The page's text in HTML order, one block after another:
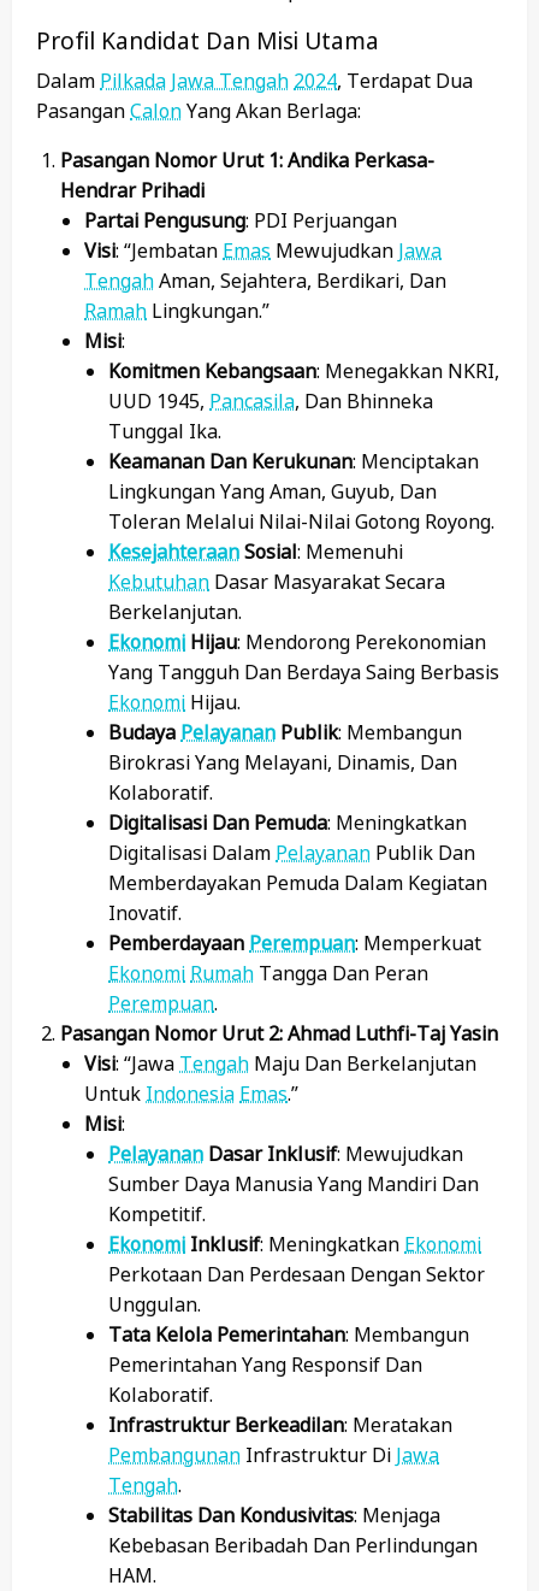
Profil Kandidat Dan Misi Utama
Dalam Pilkada Jawa Tengah 2024, Terdapat Dua
PasanganCalonYang Akan Berlaga:
Pasangan Nomor Urut 1: Andika Perkasa-
Hendrar Prihadi
Partai Pengusung: PDI Perjuangan
Visi: “Jembatan Emas Mewujudkan Jawa
TengahAman, Sejahtera, Berdikari, Dan
Ramah Lingkungan.”
Misi:
Komitmen Kebangsaan: Menegakkan NKRI,
UUD 1945, Pancasila, Dan Bhinneka
Tunggal Ika.
Keamanan Dan Kerukunan: Menciptakan
Lingkungan Yang Aman, Guyub, Dan
Toleran Melalui Nilai-Nilai Gotong Royong.
KesejahteraanSosial: Memenuhi
Kebutuhan Dasar Masyarakat Secara
Berkelanjutan.
Ekonomi Hijau: Mendorong Perekonomian
Yang Tangguh Dan Berdaya Saing Berbasis
Ekonomi Hijau.
Budaya Pelayanan Publik: Membangun
Birokrasi Yang Melayani, Dinamis, Dan
Kolaboratif.
Digitalisasi Dan Pemuda: Meningkatkan
Digitalisasi Dalam Pelayanan Publik Dan
Memberdayakan Pemuda Dalam Kegiatan
Inovatif.
Pemberdayaan Perempuan: Memperkuat
Ekonomi Rumah Tangga Dan Peran
Perempuan.
Pasangan Nomor Urut 2: Ahmad Luthfi-Taj Yasin
Visi: “Jawa Tengah Maju Dan Berkelanjutan
Untuk Indonesia Emas.”
Misi:
Pelayanan Dasar Inklusif: Mewujudkan
Sumber Daya Manusia Yang Mandiri Dan
Kompetitif.
Ekonomi Inklusif: Meningkatkan Ekonomi
Perkotaan Dan Perdesaan Dengan Sektor
Unggulan.
Tata Kelola Pemerintahan: Membangun
Pemerintahan Yang Responsif Dan
Kolaboratif.
Infrastruktur Berkeadilan: Meratakan
Pembangunan Infrastruktur Di Jawa
Tengah.
Stabilitas Dan Kondusivitas: Menjaga
Kebebasan Beribadah Dan Perlindungan
HAM.